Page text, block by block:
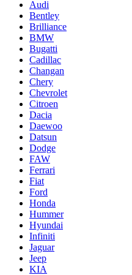
Audi
Bentley
Brilliance
BMW
Bugatti
Cadillac
Changan
Chery
Chevrolet
Citroen
Dacia
Daewoo
Datsun
Dodge
FAW
Ferrari
Fiat
Ford
Honda
Hummer
Hyundai
Infiniti
Jaguar
Jeep
KIA